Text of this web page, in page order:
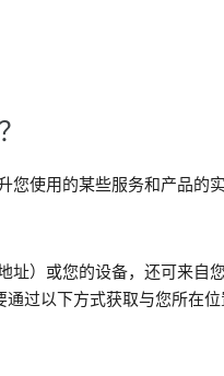
您使用的某些服务和产品的
址）或您的设备，还可来自
过以下方式获取与您所在